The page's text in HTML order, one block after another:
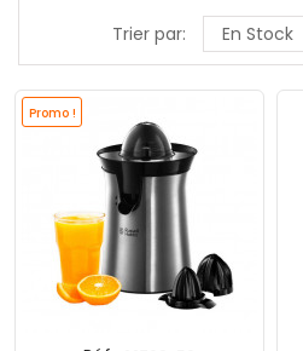
Trier par:
En Stock
Promo !